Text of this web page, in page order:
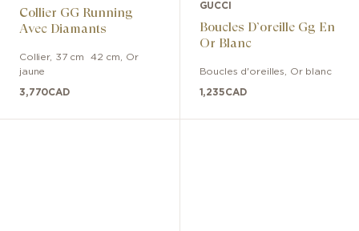
Collier GG Running
Avec Diamants
Collier, 37 cm  42 cm
Or
jaune
3,770CAD
GUCCI
Boucles D’oreille Gg En
Or Blanc
Boucles d'oreilles Or blanc
1,235CAD